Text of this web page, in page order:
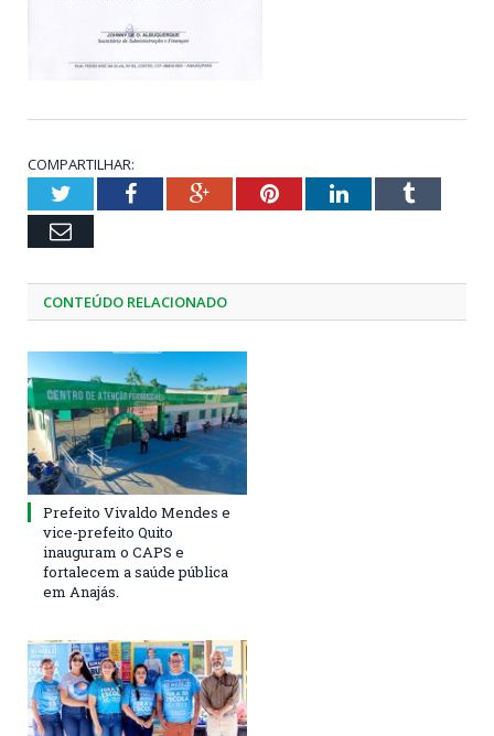
COMPARTILHAR:
TwitterFacebookGoogle+PinterestLinkedInTumblr
Email
CONTEÚDO RELACIONADO
Prefeito Vivaldo Mendes e
vice-prefeito Quito
inauguram o CAPS e
fortalecem a saúde pública
em Anajás.